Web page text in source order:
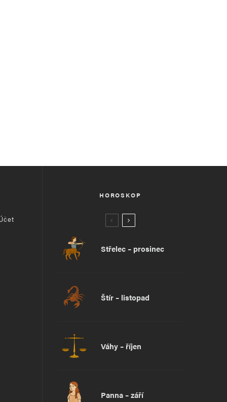
HOROSKOP
Střelec – prosinec
Štír – listopad
Váhy – říjen
Panna – září